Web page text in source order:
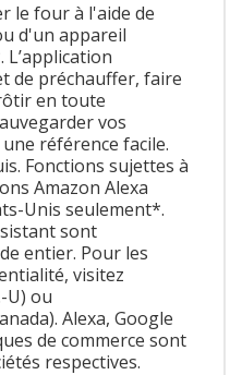
le four à l'aide de
d'un appareil
de préchauffer, faire
en toute
vos
référence facile.
Fonctions sujettes à
Amazon Alexa
Unis seulement*.
sont
entier. Pour les
visitez
U) ou
Alexa, Google
de commerce sont
respectives.